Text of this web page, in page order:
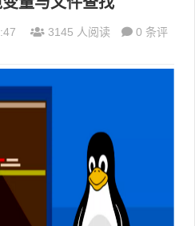
3145 人阅读
0 条评